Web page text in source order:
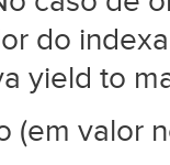
do
yield to
(em valor